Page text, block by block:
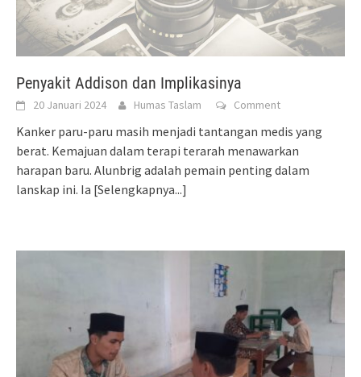
Penyakit Addison dan Implikasinya
20 Januari 2024 Humas Taslam Comment
Kanker paru-paru masih menjadi tantangan medis yang
berat. Kemajuan dalam terapi terarah menawarkan
harapan baru. Alunbrig adalah pemain penting dalam
lanskap ini. Ia [Selengkapnya...]